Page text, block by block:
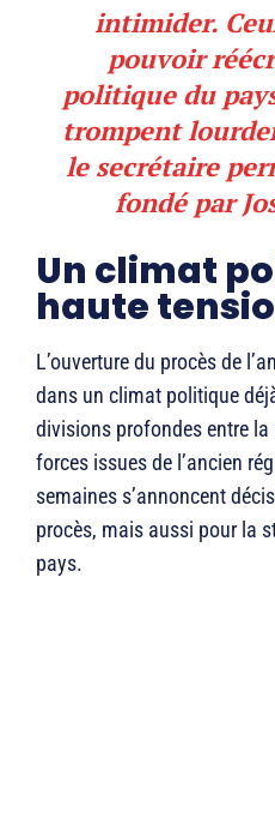
intimider.
pouvoir
politique du
trompent
le secrétaire
fondé par
Un climat
haute
L’ouverture du procès de
dans un climat politique
divisions profondes entre
forces issues de l’ancien
semaines s’annoncent
procès, mais aussi pour la
pays.